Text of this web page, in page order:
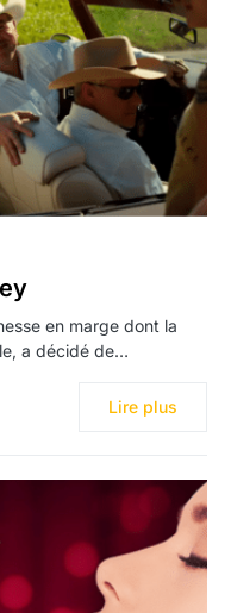
en marge dont la
a décidé de…
Lire plus